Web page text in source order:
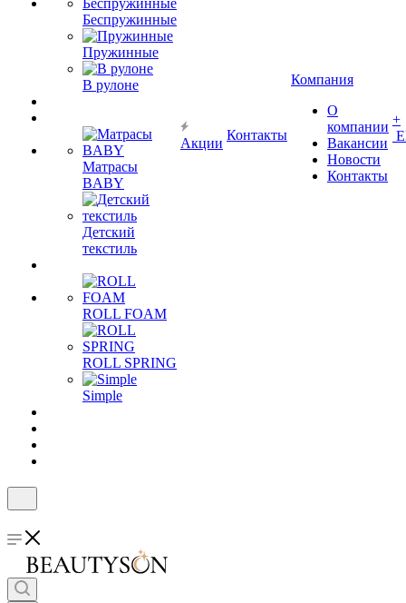
Беспружинные
Пружинные
В рулоне
Матрасы
BABY
Детский
текстиль
ROLL FOAM
ROLL SPRING
Simple
Акции
Контакты
Компания
О
компании
Вакансии
Новости
Контакты
+